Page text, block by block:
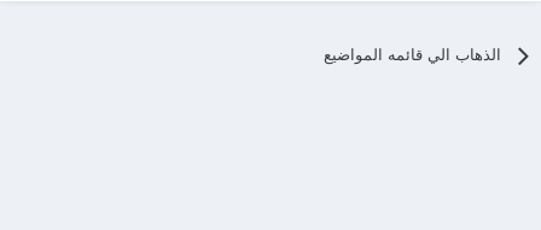
الذهاب الي قائمه المواضيع